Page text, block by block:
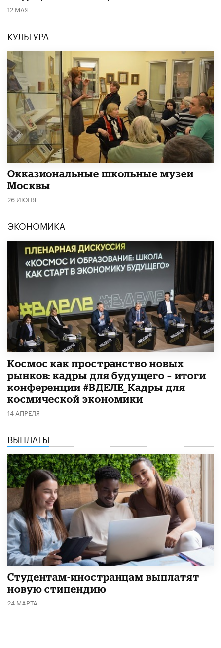
12 МАЯ
КУЛЬТУРА
​Окказиональные школьные музеи
Москвы
26 ИЮНЯ
ЭКОНОМИКА
Космос как пространство новых
рынков: кадры для будущего – итоги
конференции #ВДЕЛЕ_Кадры для
космической экономики
14 АПРЕЛЯ
ВЫПЛАТЫ
Студентам-иностранцам выплатят
новую стипендию
24 МАРТА